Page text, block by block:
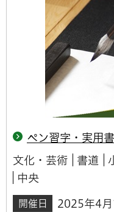
ペン習字・実用
文化・芸術 書道
中央
開催日 2025年4